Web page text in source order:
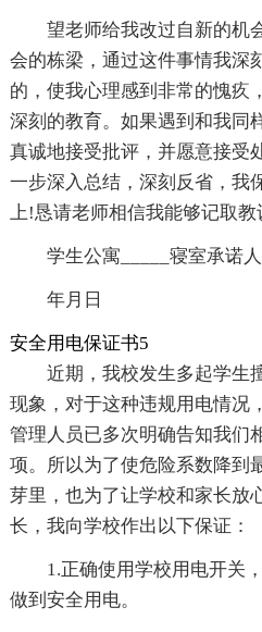
望老师给我改过自新的机
会的栋梁，通过这件事情我深
的，使我心理感到非常的愧疚
深刻的教育。如果遇到和我同
真诚地接受批评，并愿意接受
一步深入总结，深刻反省，我
上!恳请老师相信我能够记取教
学生公寓_____寝室承诺
年月日
安全用电保证书5
近期，我校发生多起学生
现象，对于这种违规用电情况
管理人员已多次明确告知我们
项。所以为了使危险系数降到
芽里，也为了让学校和家长放
长，我向学校作出以下保证：
1.正确使用学校用电开关
做到安全用电。